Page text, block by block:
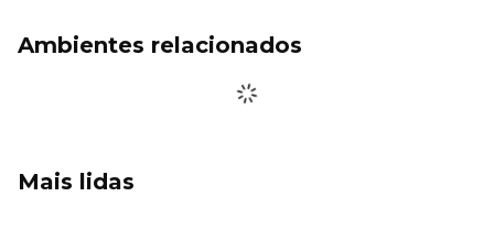
Ambientes relacionados
Mais lidas